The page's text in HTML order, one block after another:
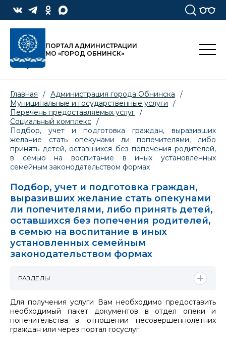
ПОРТАЛ АДМИНИСТРАЦИИ
МО «ГОРОД ОБНИНСК»
Главная / Администрация города Обнинска
/
Муниципальные и государственные услуги
/
Перечень предоставляемых услуг /
Социальный комплекс /
Подбор, учет и подготовка граждан, выразивших
желание стать опекунами ли попечителями, либо
принять детей, оставшихся без попечения родителей,
в семью на воспитание в иных установленных
семейным законодательством формах
Подбор, учет и подготовка граждан,
выразивших желание стать опекунами
ли попечителями, либо принять детей,
оставшихся без попечения родителей,
в семью на воспитание в иных
установленных семейным
законодательством формах
Для получения услуги Вам необходимо предоставить
необходимый пакет документов в отдел опеки и
попечительства в отношении несовершеннолетних
граждан или через портал госуслуг.
РАЗДЕЛЫ